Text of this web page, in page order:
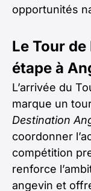
opportunités
Le Tour
étape à
L’arrivée du
marque un
Destination
coordonner
compétition
renforce
angevin et